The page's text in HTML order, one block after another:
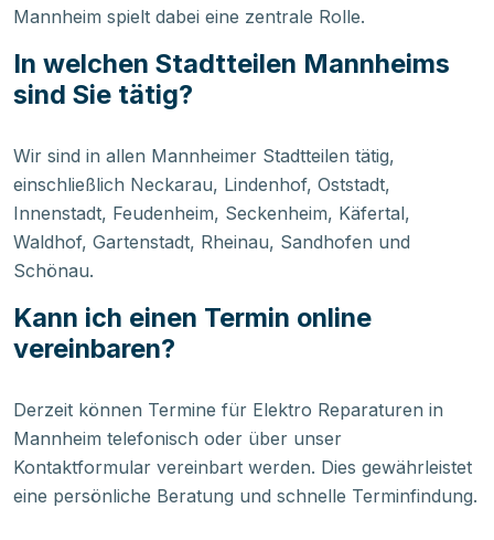
Mannheim spielt dabei eine zentrale Rolle.
In welchen Stadtteilen Mannheims
sind Sie tätig?
Wir sind in allen Mannheimer Stadtteilen tätig,
einschließlich Neckarau, Lindenhof, Oststadt,
Innenstadt, Feudenheim, Seckenheim, Käfertal,
Waldhof, Gartenstadt, Rheinau, Sandhofen und
Schönau.
Kann ich einen Termin online
vereinbaren?
Derzeit können Termine für Elektro Reparaturen in
Mannheim telefonisch oder über unser
Kontaktformular vereinbart werden. Dies gewährleistet
eine persönliche Beratung und schnelle Terminfindung.